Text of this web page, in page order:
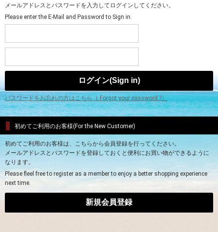
メールアドレスとパスワードを入力してログインしてください。
Please enter the E-Mail and Password to Sign in.
パスワードをお忘れの方はこちら（ Forgot your password ?）
初めてご利用のお客様(For the New Customer)
初めてご利用のお客様は、こちらから会員登録を行ってください。
メールアドレスとパスワードを登録しておくと便利にお買い物ができるように
なります。
Please fleel free to register as a member to enjoy a better shopping experience
next time.